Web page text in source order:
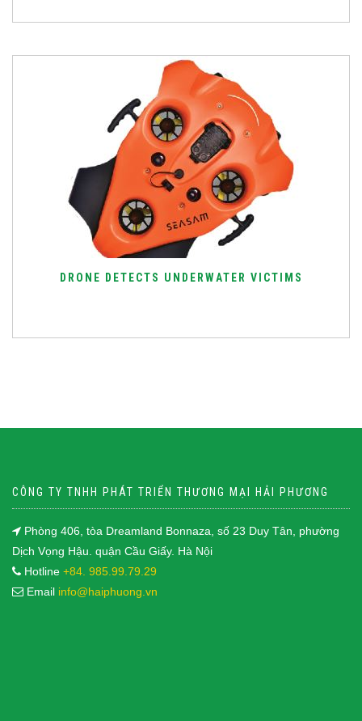
DRONE DETECTS UNDERWATER VICTIMS
CÔNG TY TNHH PHÁT TRIỂN THƯƠNG MẠI HẢI PHƯƠNG
Phòng 406, tòa Dreamland Bonnaza, số 23 Duy Tân, phường
Dịch Vọng Hậu. quận Cầu Giấy. Hà Nội
Hotline +84. 985.99.79.29
Email info@haiphuong.vn